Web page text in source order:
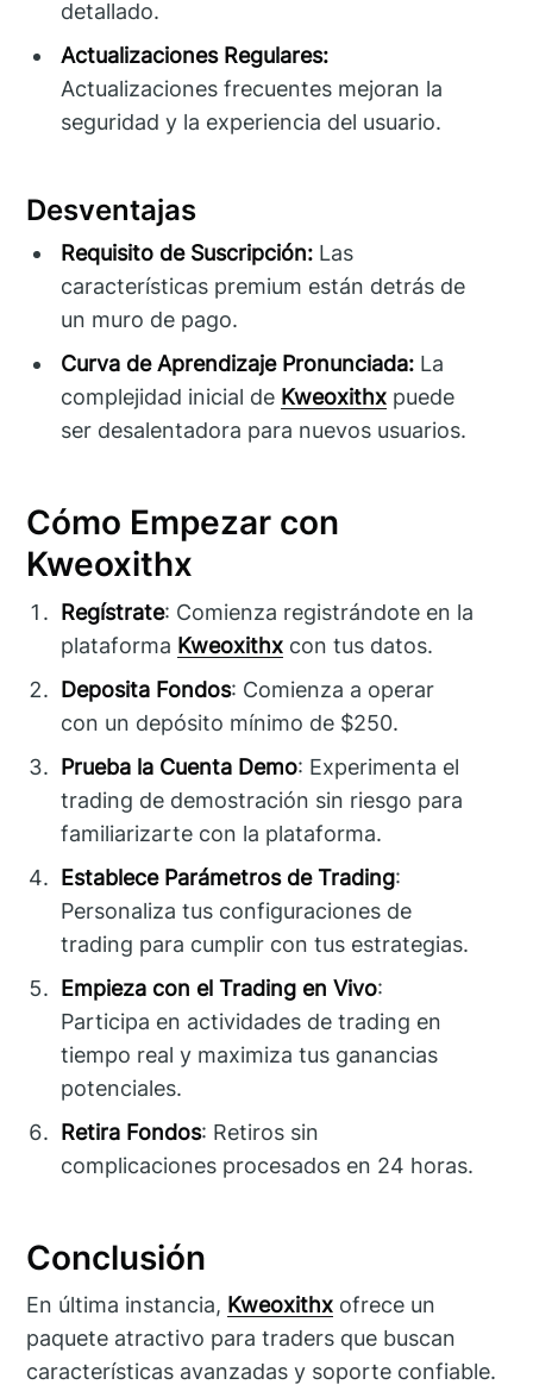
detallado.
Actualizaciones Regulares:
Actualizaciones frecuentes mejoran la
seguridad y la experiencia del usuario.
Desventajas
Requisito de Suscripción: Las
características premium están detrás de
un muro de pago.
Curva de Aprendizaje Pronunciada: La
complejidad inicial de Kweoxithx puede
ser desalentadora para nuevos usuarios.
Cómo Empezar con
Kweoxithx
Regístrate: Comienza registrándote en la
plataforma Kweoxithx con tus datos.
Deposita Fondos: Comienza a operar
con un depósito mínimo de $250.
Prueba la Cuenta Demo: Experimenta el
trading de demostración sin riesgo para
familiarizarte con la plataforma.
Establece Parámetros de Trading:
Personaliza tus configuraciones de
trading para cumplir con tus estrategias.
Empieza con el Trading en Vivo:
Participa en actividades de trading en
tiempo real y maximiza tus ganancias
potenciales.
Retira Fondos: Retiros sin
complicaciones procesados en 24 horas.
Conclusión
En última instancia, Kweoxithx ofrece un
paquete atractivo para traders que buscan
características avanzadas y soporte confiable.